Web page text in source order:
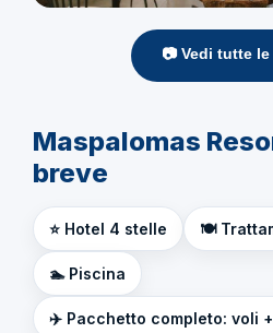
📷 Vedi tutte
Maspalomas
breve
⭐ Hotel 4 stelle 🍽️
🏊 Piscina
✈️ Pacchetto completo: voli